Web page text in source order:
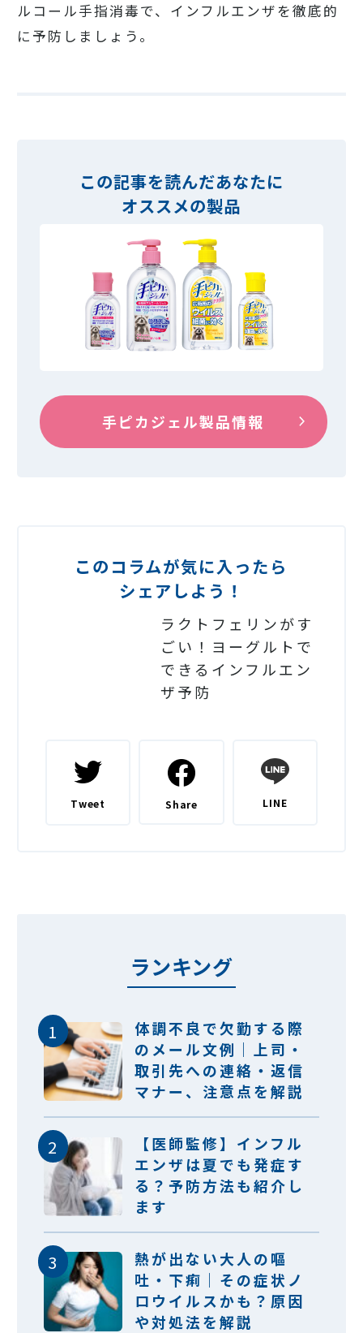
ルコール手指消毒で、インフルエンザを徹底的
に予防しましょう。
この記事を読んだあなたに
オススメの製品
手ピカジェル製品情報
このコラムが気に入ったら
シェアしよう！
ラクトフェリンがす
ごい！ヨーグルトで
できるインフルエン
ザ予防
Tweet Share LINE
ランキング
体調不良で欠勤する際
のメール文例｜上司・
取引先への連絡・返信
マナー、注意点を解説
【医師監修】インフル
エンザは夏でも発症す
る？予防方法も紹介し
ます
熱が出ない大人の嘔
吐・下痢｜その症状ノ
ロウイルスかも？原因
や対処法を解説